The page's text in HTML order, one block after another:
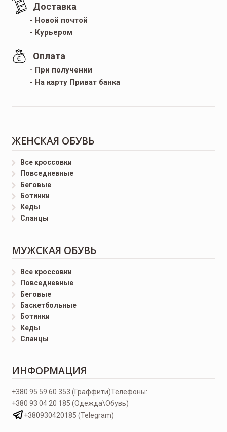
Доставка
- Новой почтой
- Курьером
Оплата
- При получении
- На карту Приват банка
ЖЕНСКАЯ ОБУВЬ
Все кроссовки
Повседневные
Беговые
Ботинки
Кеды
Сланцы
МУЖСКАЯ ОБУВЬ
Все кроссовки
Повседневные
Беговые
Баскетбольные
Ботинки
Кеды
Сланцы
ИНФОРМАЦИЯ
Телефоны:
+380 95 59 60 353 (Граффити)
+380 93 04 20 185 (Одежда\Обувь)
+380930420185 (Telegram)